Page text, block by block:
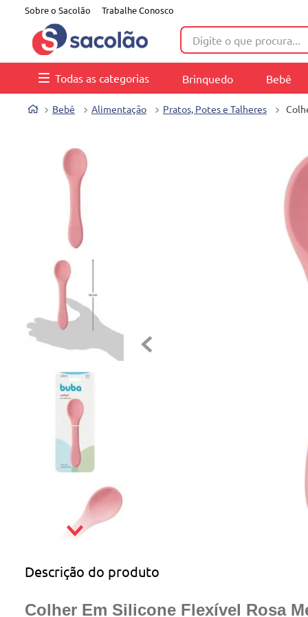
Sobre o Sacolão Trabalhe Conosco
Digite o que procura...
Todas as categorias Brinquedo Bebê
Bebê Alimentação Pratos, Potes e Talheres
Descrição do produto
Colher Em Silicone Flexível Rosa